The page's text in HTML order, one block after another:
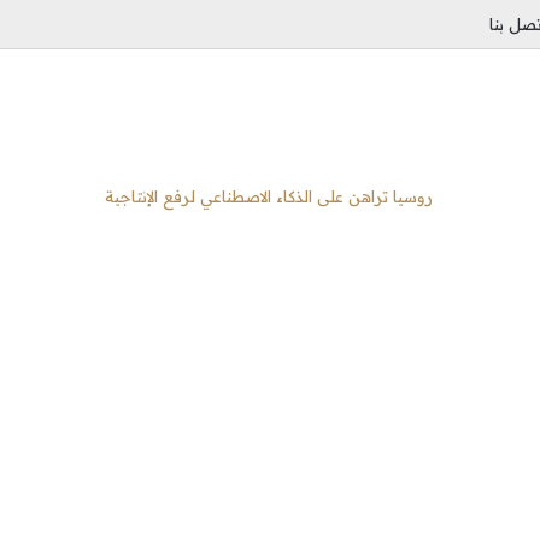
بنا
روسيا تراهن على الذكاء الاصطناعي لرفع الإنتاجية